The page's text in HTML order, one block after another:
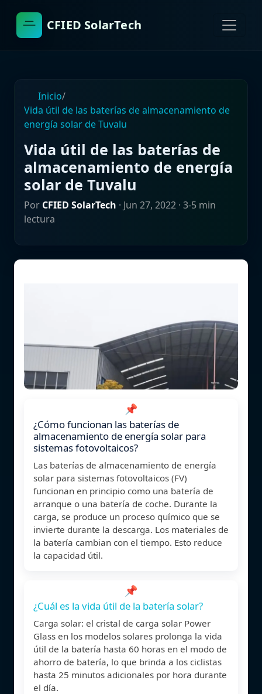
CFIED SolarTech
Inicio/
Vida útil de las baterías de almacenamiento de
energía solar de Tuvalu
Vida útil de las baterías de
almacenamiento de energía
solar de Tuvalu
Por CFIED SolarTech · Jun 27, 2022 · 3-5 min
lectura
📌
¿Cómo funcionan las baterías de
almacenamiento de energía solar para
sistemas fotovoltaicos?
Las baterías de almacenamiento de energía
solar para sistemas fotovoltaicos (FV)
funcionan en principio como una batería de
arranque o una batería de coche. Durante la
carga, se produce un proceso químico que se
invierte durante la descarga. Los materiales de
la batería cambian con el tiempo. Esto reduce
la capacidad útil.
📌
¿Cuál es la vida útil de la batería solar?
Carga solar: el cristal de carga solar Power
Glass en los modelos solares prolonga la vida
útil de la batería hasta 60 horas en el modo de
ahorro de batería, lo que brinda a los ciclistas
hasta 25 minutos adicionales por hora durante
el día.